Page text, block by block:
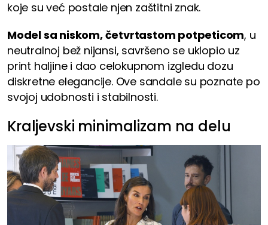
koje su već postale njen zaštitni znak.
Model sa niskom, četvrtastom potpeticom, u
neutralnoj bež nijansi, savršeno se uklopio uz
print haljine i dao celokupnom izgledu dozu
diskretne elegancije. Ove sandale su poznate po
svojoj udobnosti i stabilnosti.
Kraljevski minimalizam na delu